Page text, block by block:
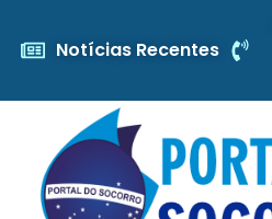
Notícias Recentes